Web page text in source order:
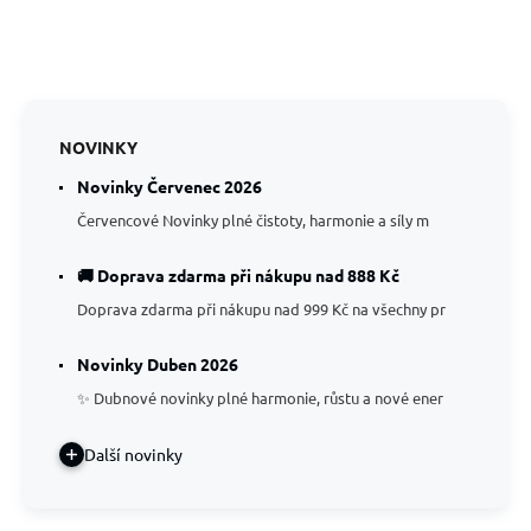
NOVINKY
Novinky Červenec 2026
Červencové Novinky plné čistoty, harmonie a síly m
🚚 Doprava zdarma při nákupu nad 888 Kč
Doprava zdarma při nákupu nad 999 Kč na všechny pr
Novinky Duben 2026
✨ Dubnové novinky plné harmonie, růstu a nové ener
Další novinky